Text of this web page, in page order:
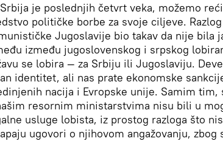
Srbija je poslednjih četvrt veka, možemo
političke borbe za svoje ciljeve.
Jugoslavije bio takav da nije bila
između jugoslovenskog i srpskog
se lobira — za Srbiju ili Jugoslaviju.
identitet, ali nas prate ekonomske
nacija i Evropske unije. Samim tim,
resornim ministarstvima nisu bili u
usluge lobista, iz prostog razloga što
ugovori o njihovom angažovanju, zbog